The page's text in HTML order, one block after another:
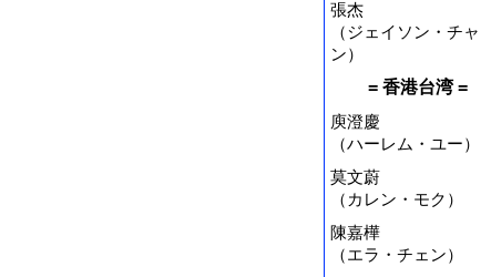
張杰
（ジェイソン・チャ
ン）
= 香港台湾 =
庾澄慶
（ハーレム・ユー）
莫文蔚
（カレン・モク）
陳嘉樺
（エラ・チェン）